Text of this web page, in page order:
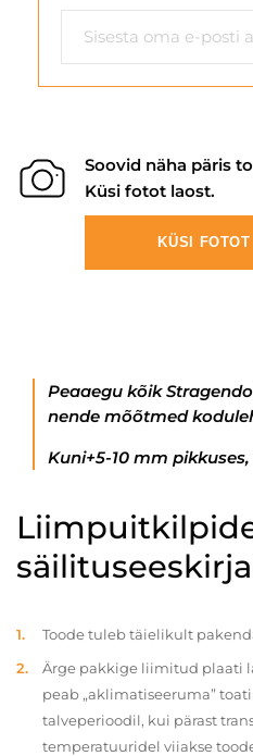
Soovid näha päris
Küsi fotot laost.
KÜSI FOTOT
Peaaegu kõik
nende mõõtmed
Kuni+5-10 mm
Toode tuleb täielikult
Ärge pakkige liimitud plaati
peab „aklimatiseeruma”
talveperioodil, kui pärast
temperatuuridel viiakse